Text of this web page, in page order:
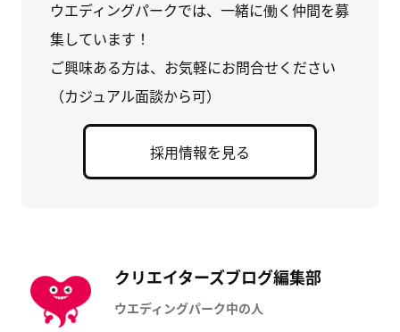
ウエディングパークでは、一緒に働く仲間を募
集しています！
ご興味ある方は、お気軽にお問合せください
（カジュアル面談から可）
採用情報を見る
クリエイターズブログ編集部
ウエディングパーク中の人